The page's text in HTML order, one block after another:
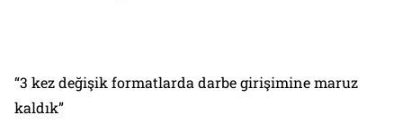
“3 kez değişik formatlarda darbe girişimine maruz
kaldık”